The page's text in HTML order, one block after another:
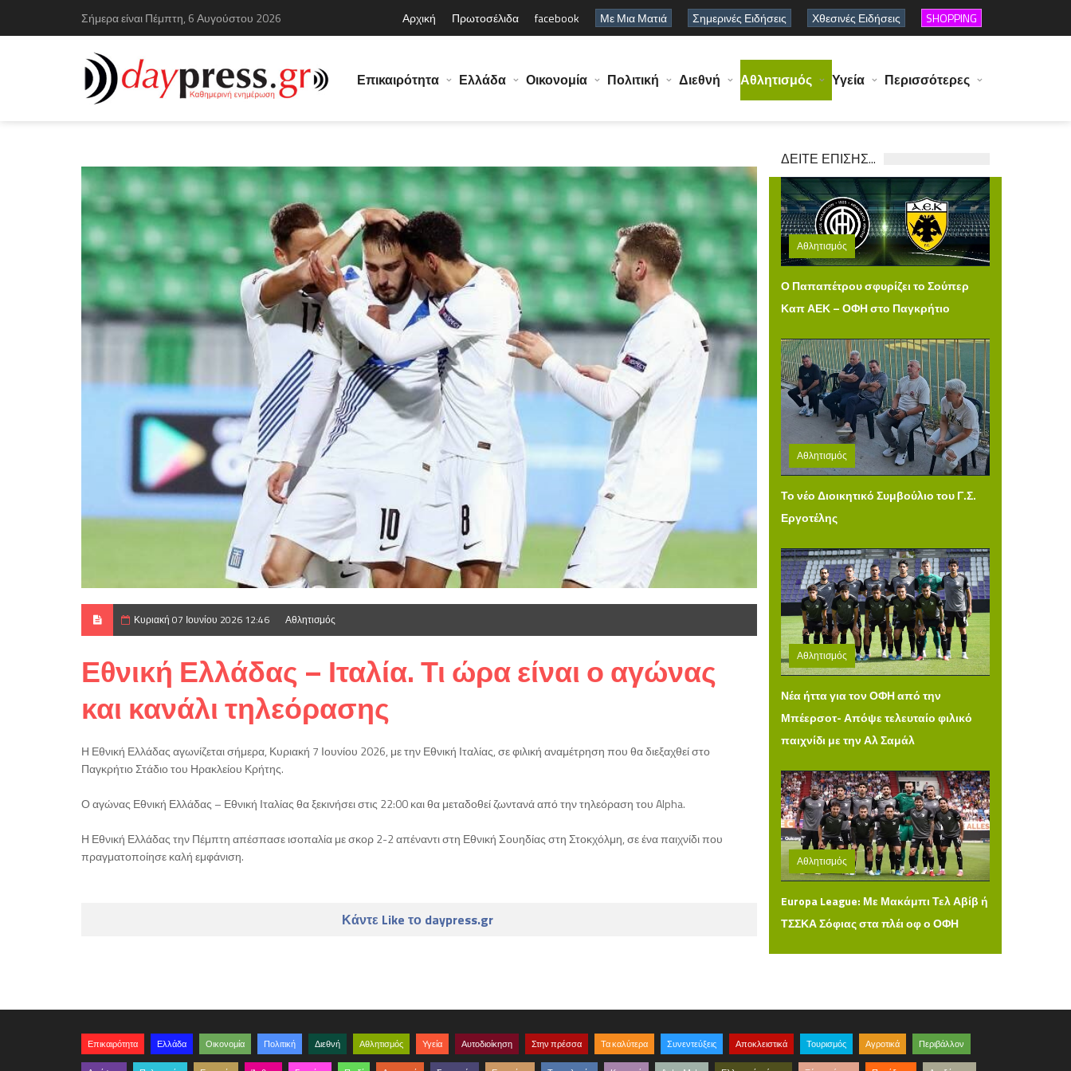
Σήμερα είναι Πέμπτη, 6 Αυγούστου 2026 Αρχική Πρωτοσέλιδα facebook Με Μια Ματιά Σημερινές Ειδήσεις Χθεσινές Ειδήσεις SHOPPING
Επικαιρότητα Ελλάδα Οικονομία Πολιτική Διεθνή Αθλητισμός Υγεία Περισσότερες
Κυριακή 07 Ιουνίου 2026 12:46 Αθλητισμός
Εθνική Ελλάδας – Ιταλία. Τι ώρα είναι ο αγώνας
και κανάλι τηλεόρασης
Η Εθνική Ελλάδας αγωνίζεται σήμερα, Κυριακή 7 Ιουνίου 2026, με την Εθνική Ιταλίας, σε φιλική αναμέτρηση που θα διεξαχθεί στο
Παγκρήτιο Στάδιο του Ηρακλείου Κρήτης.
Ο αγώνας Εθνική Ελλάδας – Εθνική Ιταλίας θα ξεκινήσει στις 22:00 και θα μεταδοθεί ζωντανά από την τηλεόραση του Alpha.
Η Εθνική Ελλάδας την Πέμπτη απέσπασε ισοπαλία με σκορ 2-2 απέναντι στη Εθνική Σουηδίας στη Στοκχόλμη, σε ένα παιχνίδι που
πραγματοποίησε καλή εμφάνιση.
Κάντε Like το daypress.gr
ΔΕΙΤΕ ΕΠΙΣΗΣ...
Αθλητισμός
Πέμπτη 06 Αυγούστου 2026 15:00
Ο Παπαπέτρου σφυρίζει το Σούπερ
Καπ ΑΕΚ – ΟΦΗ στο Παγκρήτιο
Αθλητισμός
Τετάρτη 05 Αυγούστου 2026 12:31
Το νέο Διοικητικό Συμβούλιο του Γ.Σ.
Εργοτέλης
Αθλητισμός
Τρίτη 04 Αυγούστου 2026 14:49
Νέα ήττα για τον ΟΦΗ από την
Μπέερσοτ- Απόψε τελευταίο φιλικό
παιχνίδι με την Αλ Σαμάλ
Αθλητισμός
Δευτέρα 03 Αυγούστου 2026 14:36
Europa League: Με Μακάμπι Τελ Αβίβ ή
ΤΣΣΚΑ Σόφιας στα πλέι οφ ο ΟΦΗ
Επικαιρότητα Ελλάδα Οικονομία Πολιτική Διεθνή Αθλητισμός Υγεία Αυτοδιοίκηση Στην πρέσσα Τα καλύτερα Συνεντεύξεις Αποκλειστικά Τουρισμός Αγροτικά Περιβάλλον